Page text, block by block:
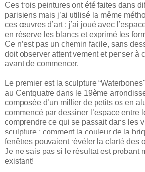
Ces trois peintures ont été faites dans
parisiens mais j’ai utilisé la même
ces œuvres d’art : j’ai joué avec
en réserve les blancs et exprimé les
Ce n’est pas un chemin facile, sans
doit observer attentivement et penser à
avant de commencer.
Le premier est la sculpture
au Centquatre dans le 19ème
composée d’un millier de petits os en
commencé par dessiner l’espace entre
comprendre ce qui se passait dans les
sculpture ; comment la couleur de la
fenêtres pouvaient révéler la clarté des
Je ne sais pas si le résultat est probant
existant!